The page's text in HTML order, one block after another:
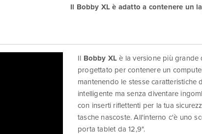
Il Bobby XL è adatto a contenere un
Il Bobby XL è la versione più grande
progettato per contenere un
mantenendo le stesse
intelligente ma senza diventare
con inserti riflettenti per la tua
tasche nascoste. All'interno c'è uno
porta tablet da 12,9".